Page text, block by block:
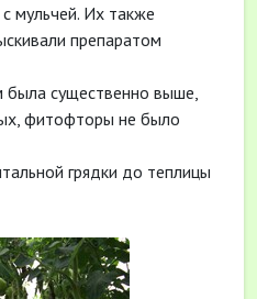
мульчей. Их также
препаратом
существенно выше,
фитофторы не было
грядки до теплицы